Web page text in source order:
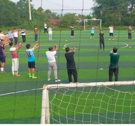
Việt
Nam